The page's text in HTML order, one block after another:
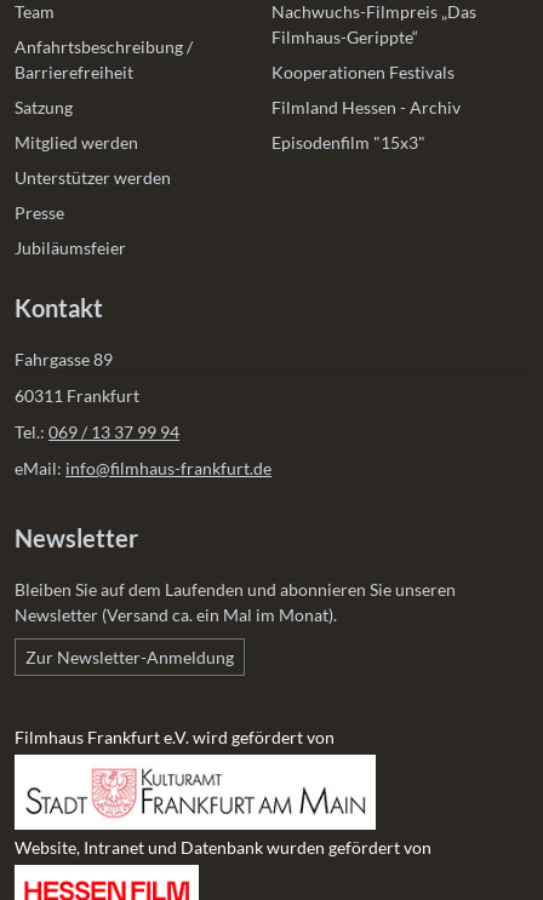
Team
Anfahrtsbeschreibung /
Barrierefreiheit
Satzung
Mitglied werden
Unterstützer werden
Presse
Jubiläumsfeier
Nachwuchs-Filmpreis „Das
Filmhaus-Gerippte“
Kooperationen Festivals
Filmland Hessen - Archiv
Episodenfilm "15x3"
Kontakt
Fahrgasse 89
60311 Frankfurt
Tel.: 069 / 13 37 99 94
eMail: info@filmhaus-frankfurt.de
Newsletter
Bleiben Sie auf dem Laufenden und abonnieren Sie unseren
Newsletter (Versand ca. ein Mal im Monat).
Zur Newsletter-Anmeldung
Filmhaus Frankfurt e.V. wird gefördert von
Website, Intranet und Datenbank wurden gefördert von